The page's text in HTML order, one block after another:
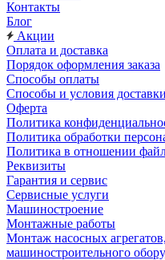
Контакты
Блог
Акции
Оплата и доставка
Порядок оформления заказа
Способы оплаты
Способы и условия доставки
Оферта
Политика
Политика обработки
Политика в отношении
Реквизиты
Гарантия и сервис
Сервисные услуги
Машиностроение
Монтажные работы
Монтаж насосных
машиностроительного